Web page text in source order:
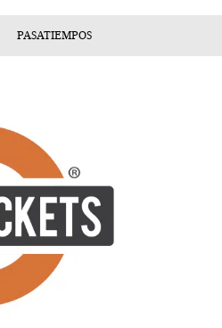
PASATIEMPOS